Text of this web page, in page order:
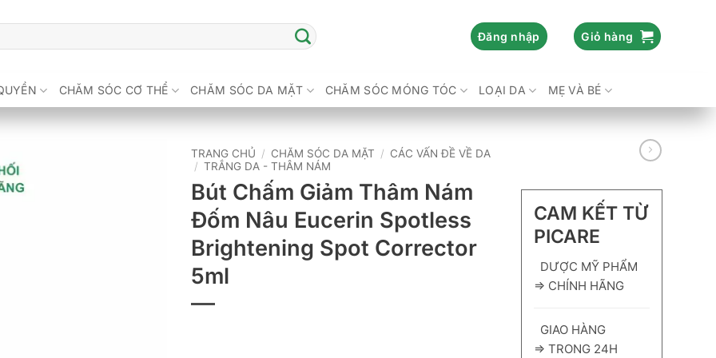
Đăng nhập Giỏ hàng
CHĂM SÓC CƠ THỂ CHĂM SÓC DA MẶT CHĂM SÓC MÓNG TÓC LOẠI DA MẸ VÀ BÉ
TRANG CHỦ / CHĂM SÓC DA MẶT / CÁC VẤN ĐỀ VỀ DA
/ TRẮNG DA - THÂM NÁM
Bút Chấm Giảm Thâm Nám
Đốm Nâu Eucerin Spotless
Brightening Spot Corrector
5ml
CAM KẾT TỪ
PICARE
DƯỢC MỸ PHẨM
⇒ CHÍNH HÃNG
GIAO HÀNG
⇒ TRONG 24H